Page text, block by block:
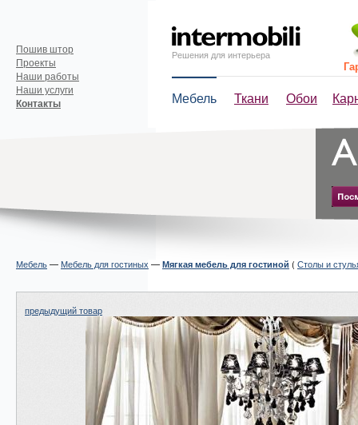
Решения для интерьера
Мебель Ткани Обои
Пошив штор
Проекты
Наши работы
Наши услуги
Контакты
Мебель— Мебель для гостиных — Мягкая мебель для гостиной ( Столы и
предыдущий товар